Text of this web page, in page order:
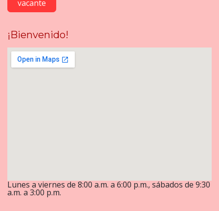
vacante
¡Bienvenido!
Lunes a viernes de 8:00 a.m. a 6:00 p.m., sábados de 9:30
a.m. a 3:00 p.m.